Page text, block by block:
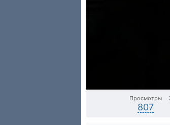
Просмотры
807